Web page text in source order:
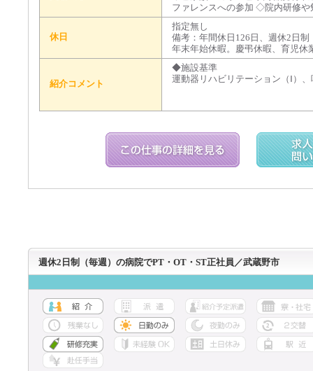
ファレンスへの参加 ◇院内研修や
休日
指定無し
備考：年間休日126日、週休2日
年末年始休暇。慶弔休暇、育児休
紹介コメント
◆施設基準
運動器リハビリテーション（Ⅰ）
週休2日制（毎週）の病院でPT・OT・ST正社員／武蔵野市